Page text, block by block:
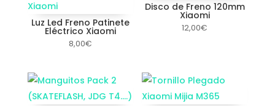
Luz Led Freno Patinete
Eléctrico Xiaomi
8,00€
Disco de Freno 120mm
Xiaomi
12,00€